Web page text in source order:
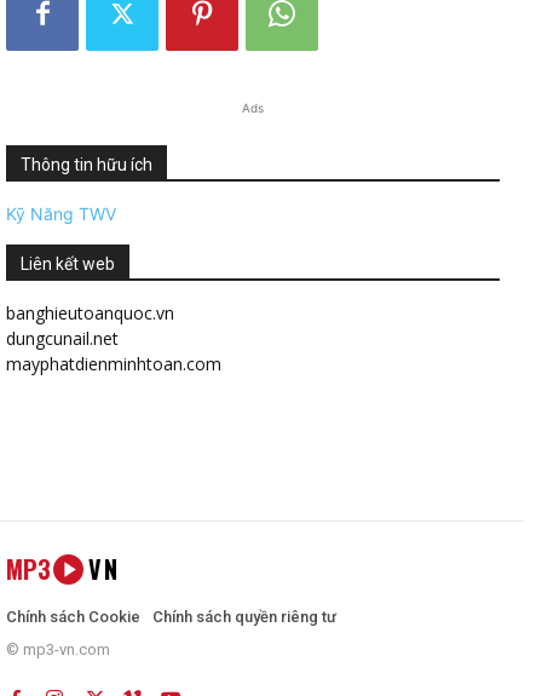
Ads
Thông tin hữu ích
Kỹ Năng TWV
Liên kết web
banghieutoanquoc.vn
dungcunail.net
mayphatdienminhtoan.com
MP3 VN
Chính sách Cookie
Chính sách quyền riêng tư
© mp3-vn.com